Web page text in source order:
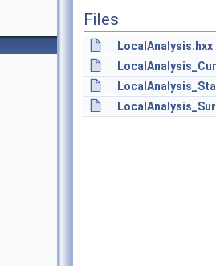
Files
LocalAnalysis.hxx